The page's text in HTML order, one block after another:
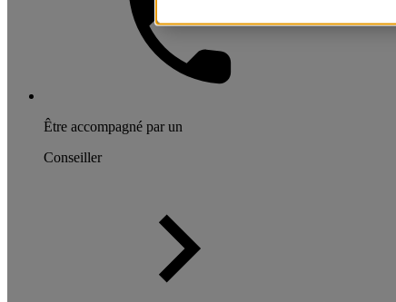
Être accompagné par un
Conseiller